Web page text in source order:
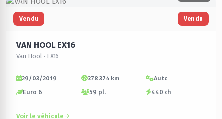
Vendu Vendu
VAN HOOL EX16
Van Hool · EX16
29/03/2019 378 374 km
Auto
Euro 6
59 pl. 440 ch
Voir le véhicule